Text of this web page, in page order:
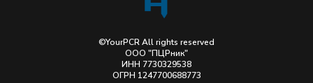
©YourPCR All rights reserved
ООО "ПЦРник"
ИНН 7730329538
ОГРН 1247700688773